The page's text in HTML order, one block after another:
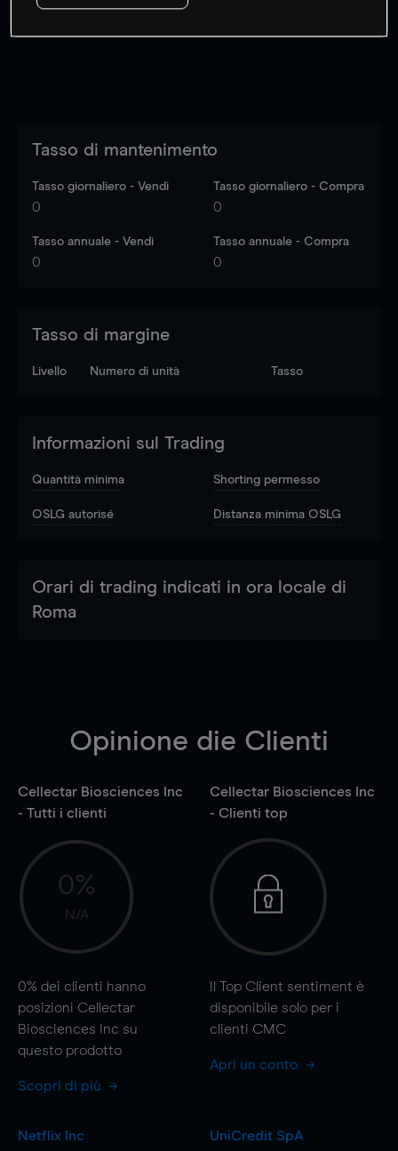
Tasso di mantenimento
Tasso giornaliero - Vendi
0
Tasso giornaliero - Compra
0
Tasso annuale - Vendi
0
Tasso annuale - Compra
0
Tasso di margine
Livello Numero di unità Tasso
Informazioni sul Trading
Quantità minima Shorting permesso
OSLG autorisé Distanza minima OSLG
Orari di trading indicati in ora locale di
Roma
Opinione die Clienti
Cellectar Biosciences Inc
- Tutti i clienti
0%
N/A
0% dei clienti hanno
posizioni Cellectar
Biosciences Inc su
questo prodotto
Scopri di più
Cellectar Biosciences Inc
- Clienti top
Il Top Client sentiment è
disponibile solo per i
clienti CMC
Apri un conto
Netflix Inc
UniCredit SpA